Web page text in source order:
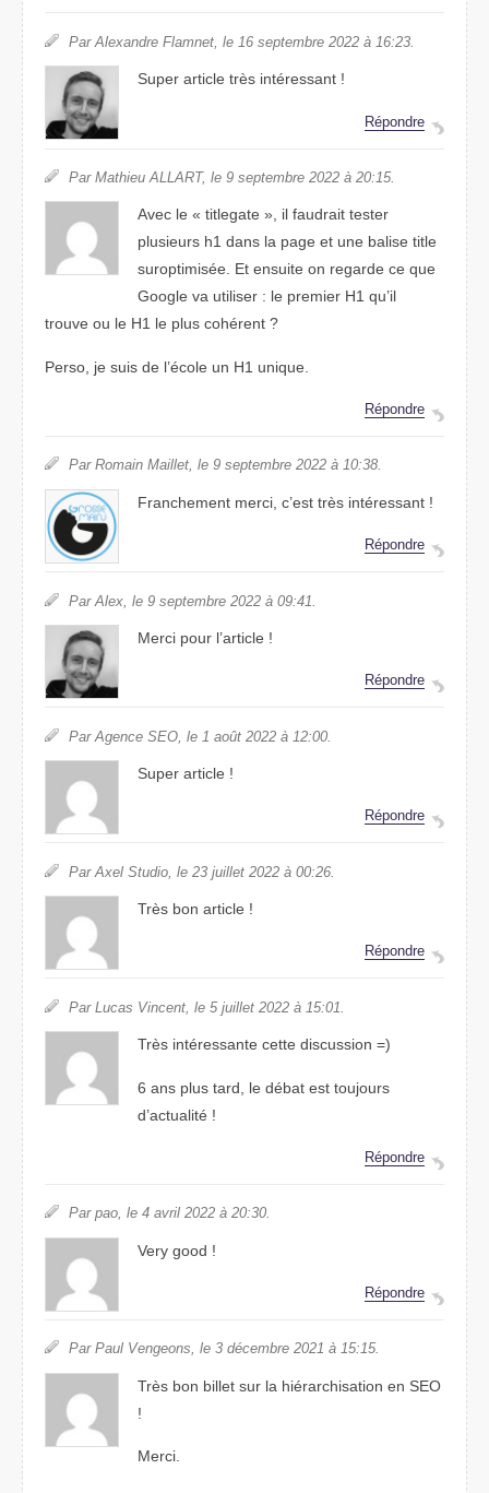
Par Alexandre Flamnet, le 16 septembre 2022 à 16:23.
Super article très intéressant !
Répondre
Par Mathieu ALLART, le 9 septembre 2022 à 20:15.
Avec le « titlegate », il faudrait tester
plusieurs h1 dans la page et une balise title
suroptimisée. Et ensuite on regarde ce que
Google va utiliser : le premier H1 qu’il
trouve ou le H1 le plus cohérent ?
Perso, je suis de l’école un H1 unique.
Répondre
Par Romain Maillet, le 9 septembre 2022 à 10:38.
Franchement merci, c’est très intéressant !
Répondre
Par Alex, le 9 septembre 2022 à 09:41.
Merci pour l’article !
Répondre
Par Agence SEO, le 1 août 2022 à 12:00.
Super article !
Répondre
Par Axel Studio, le 23 juillet 2022 à 00:26.
Très bon article !
Répondre
Par Lucas Vincent, le 5 juillet 2022 à 15:01.
Très intéressante cette discussion =)
6 ans plus tard, le débat est toujours
d’actualité !
Répondre
Par pao, le 4 avril 2022 à 20:30.
Very good !
Répondre
Par Paul Vengeons, le 3 décembre 2021 à 15:15.
Très bon billet sur la hiérarchisation en SEO
!
Merci.